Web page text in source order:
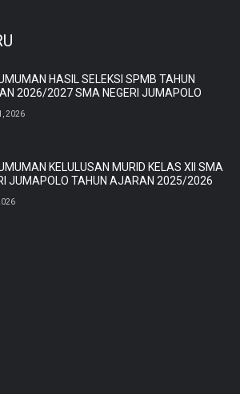
HASIL SELEKSI SPMB TAHUN
2026/2027 SMA NEGERI JUMAPOLO
2026
KELULUSAN MURID KELAS XII SMA
JUMAPOLO TAHUN AJARAN 2025/2026